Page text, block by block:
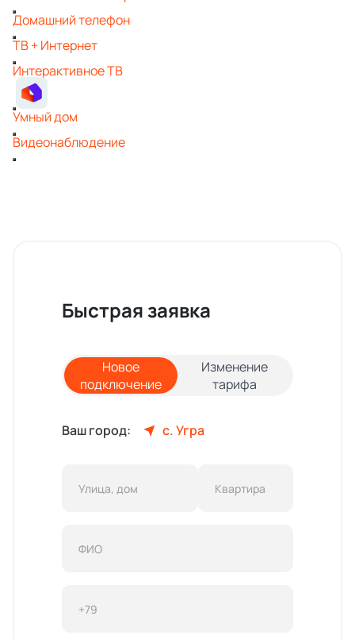
Домашний телефон
ТВ + Интернет
Интерактивное ТВ
Умный дом
Видеонаблюдение
Быстрая заявка
Новое
подключение
Изменение
тарифа
Ваш город: с. Угра